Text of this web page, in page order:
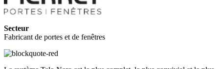
Secteur
Fabricant de portes et de fenêtres